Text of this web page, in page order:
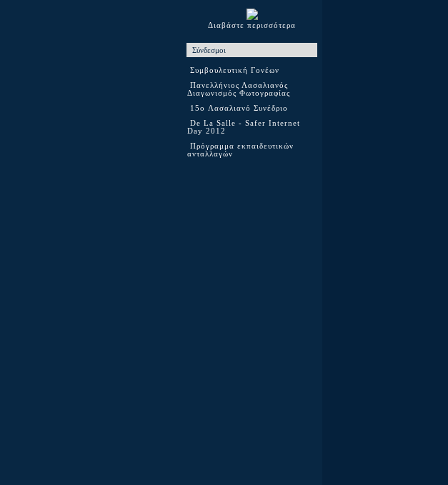
Διαβάστε περισσότερα
Σύνδεσμοι
Συμβουλευτική Γονέων
Πανελλήνιος Λασαλιανός
Διαγωνισμός Φωτογραφίας
15o Λασαλιανό Συνέδριο
De La Salle - Safer Internet
Day 2012
Πρόγραμμα εκπαιδευτικών
ανταλλαγών